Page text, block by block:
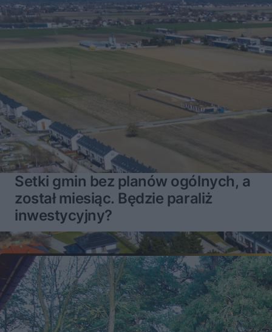
Setki gmin bez planów ogólnych, a
został miesiąc. Będzie paraliż
inwestycyjny?